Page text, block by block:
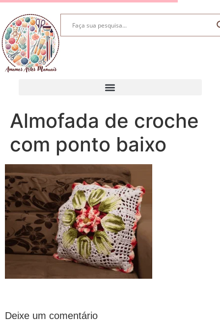
Almofada de croche
com ponto baixo
Deixe um comentário